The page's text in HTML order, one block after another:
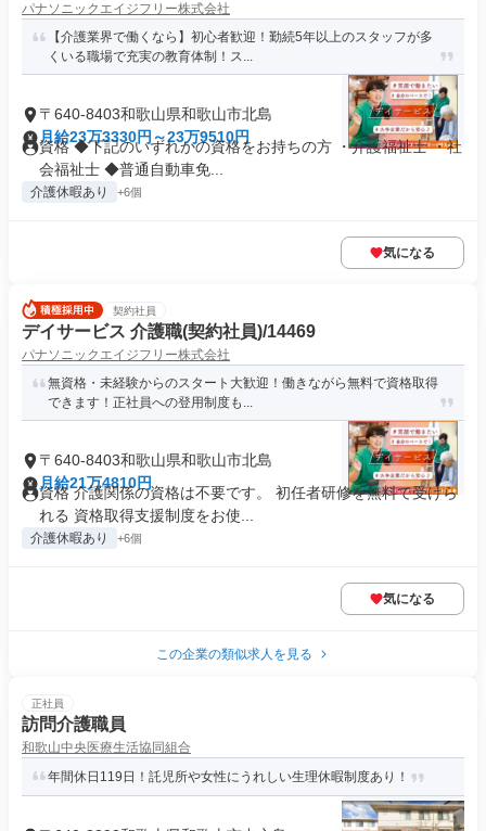
パナソニックエイジフリー株式会社
【介護業界で働くなら】初心者歓迎！勤続5年以上のスタッフが多
くいる職場で充実の教育体制！ス...
〒640-8403和歌山県和歌山市北島
月給23万3330円～23万9510円
資格 ◆下記のいずれかの資格をお持ちの方 ・介護福祉士 ・社
会福祉士 ◆普通自動車免...
介護休暇あり +6個
気になる
契約社員
デイサービス 介護職(契約社員)/14469
パナソニックエイジフリー株式会社
無資格・未経験からのスタート大歓迎！働きながら無料で資格取得
できます！正社員への登用制度も...
〒640-8403和歌山県和歌山市北島
月給21万4810円
資格 介護関係の資格は不要です。 初任者研修を無料で受けら
れる 資格取得支援制度をお使...
介護休暇あり +6個
気になる
この企業の類似求人を見る
正社員
訪問介護職員
和歌山中央医療生活協同組合
年間休日119日！託児所や女性にうれしい生理休暇制度あり！